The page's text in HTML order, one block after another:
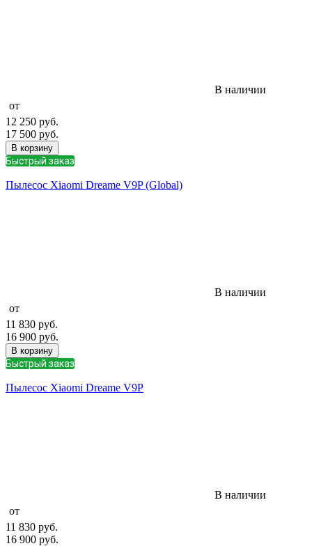
В наличии
от
12 250 руб.
17 500 руб.
В корзину
Быстрый заказ
Пылесос Xiaomi Dreame V9P (Global)
В наличии
от
11 830 руб.
16 900 руб.
В корзину
Быстрый заказ
Пылесос Xiaomi Dreame V9P
В наличии
от
11 830 руб.
16 900 руб.